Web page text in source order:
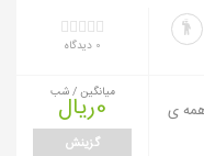
0 دیدگاه
همه ی
میانگین / شب
0ریال
گزینش